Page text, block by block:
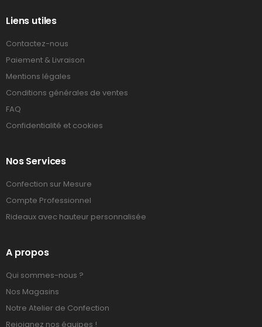
Liens utiles
Contactez-nous
Paiement & Livraison
Mentions légales
Conditions générales de ventes
FAQ
Confidentialité et cookies
Nos Services
Confection sur Mesure
Compte Professionnel
Rideaux avec hauteur personnalisée
A propos
Qui sommes-nous ?
Nos Magasins
Notre Atelier de Confection
Rejoignez nos équipes !